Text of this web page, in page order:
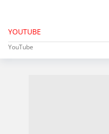
YOUTUBE
YouTube